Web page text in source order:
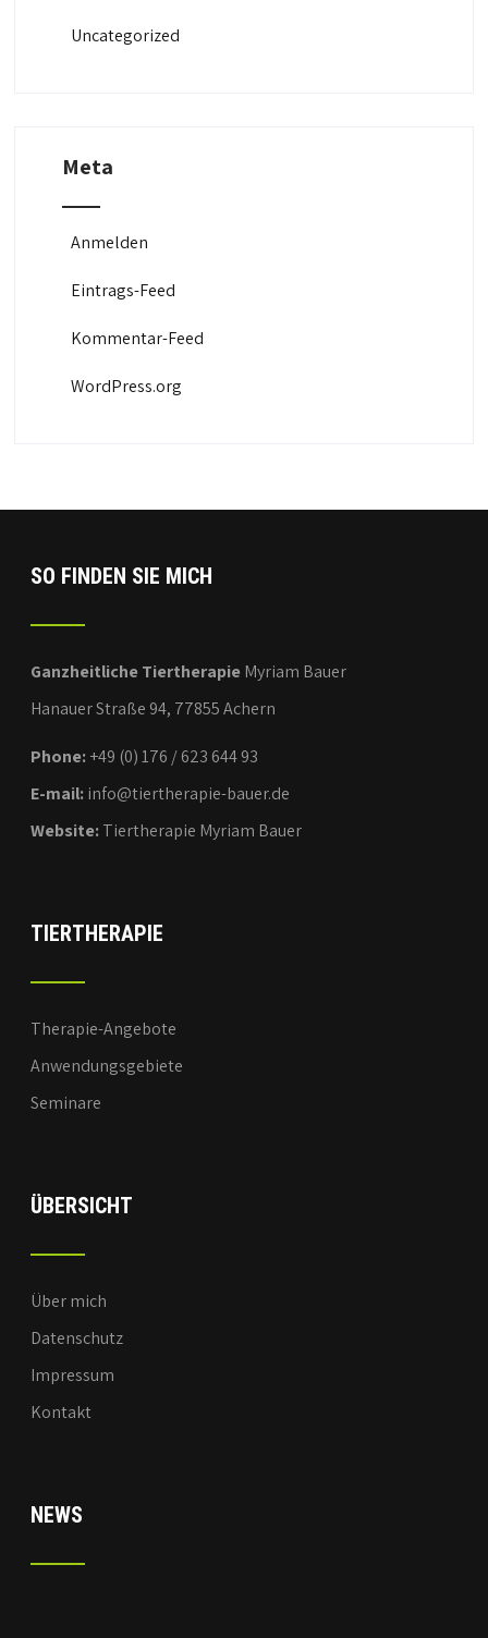
Uncategorized
Meta
Anmelden
Eintrags-Feed
Kommentar-Feed
WordPress.org
SO FINDEN SIE MICH
Ganzheitliche TiertherapieMyriam Bauer
Hanauer Straße 94, 77855 Achern
Phone:+49 (0) 176 / 623 644 93
E-mail:info@tiertherapie-bauer.de
Website:Tiertherapie Myriam Bauer
TIERTHERAPIE
Therapie-Angebote
Anwendungsgebiete
Seminare
ÜBERSICHT
Über mich
Datenschutz
Impressum
Kontakt
NEWS